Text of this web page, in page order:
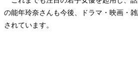
の能年玲奈さんも今後、ドラマ・映画・
されています。